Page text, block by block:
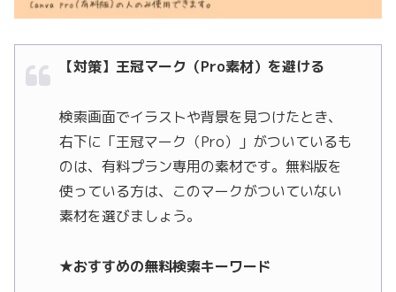
【対策】王冠マーク（Pro素材）を避ける
検索画面でイラストや背景を見つけたとき、
右下に「王冠マーク（Pro）」がついているも
のは、有料プラン専用の素材です。無料版を
使っている方は、このマークがついていない
素材を選びましょう。
★おすすめの無料検索キーワード